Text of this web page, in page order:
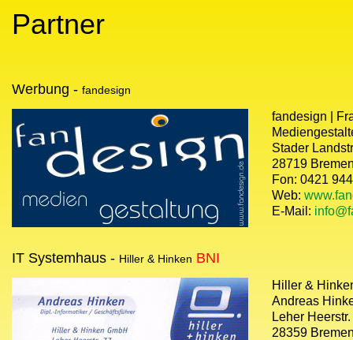
Partner
Werbung - fandesign
fandesign |
Stader
28719
Fon: 0421
Web:
E-Mail:
IT Systemhaus - Hiller & Hinken BNI
Hiller &
Andreas
Leher
28359